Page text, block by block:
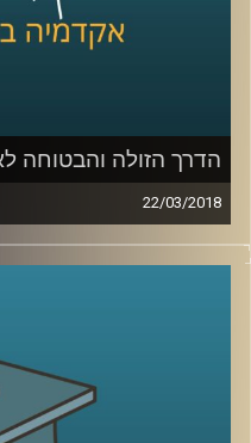
הדרך הזולה והבטוחה
22/03/2018
את הכותרות על
הללו? ד"ר יוסי
שמאחורי התעשייה,
'יצירתיות' ו'חדשנות'